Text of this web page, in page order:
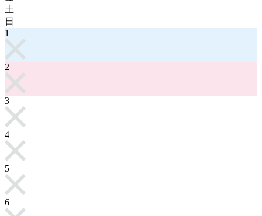
土
日
1
2
3
4
5
6